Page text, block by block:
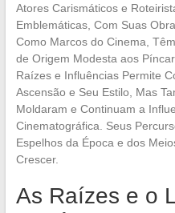
Atores Carismáticos e
Emblemáticas, Com Suas
Como Marcos do Cinema,
de Origem Modesta aos
Raízes e Influências Permite
Ascensão e Seu Estilo, Mas
Moldaram e Continuam a
Cinematográfica. Seus
Espelhos da Época e dos
Crescer.
As Raízes e o